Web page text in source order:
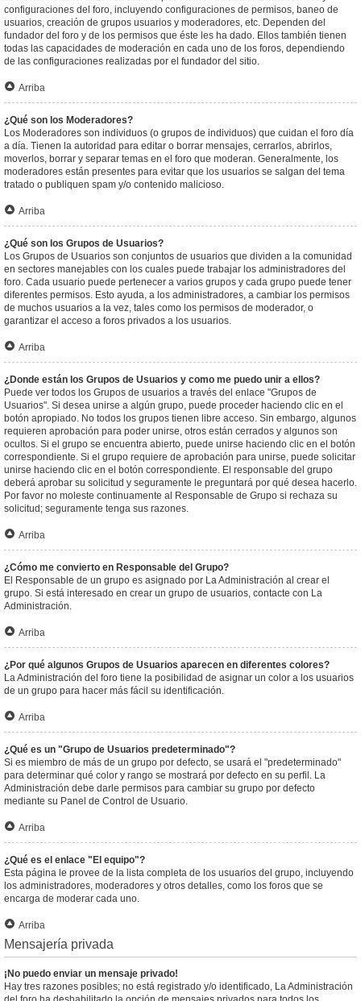
configuraciones del foro, incluyendo configuraciones de permisos, baneo de
usuarios, creación de grupos usuarios y moderadores, etc. Dependen del
fundador del foro y de los permisos que éste les ha dado. Ellos también tienen
todas las capacidades de moderación en cada uno de los foros, dependiendo
de las configuraciones realizadas por el fundador del sitio.
Arriba
¿Qué son los Moderadores?
Los Moderadores son individuos (o grupos de individuos) que cuidan el foro día
a día. Tienen la autoridad para editar o borrar mensajes, cerrarlos, abrirlos,
moverlos, borrar y separar temas en el foro que moderan. Generalmente, los
moderadores están presentes para evitar que los usuarios se salgan del tema
tratado o publiquen spam y/o contenido malicioso.
Arriba
¿Qué son los Grupos de Usuarios?
Los Grupos de Usuarios son conjuntos de usuarios que dividen a la comunidad
en sectores manejables con los cuales puede trabajar los administradores del
foro. Cada usuario puede pertenecer a varios grupos y cada grupo puede tener
diferentes permisos. Esto ayuda, a los administradores, a cambiar los permisos
de muchos usuarios a la vez, tales como los permisos de moderador, o
garantizar el acceso a foros privados a los usuarios.
Arriba
¿Donde están los Grupos de Usuarios y como me puedo unir a ellos?
Puede ver todos los Grupos de usuarios a través del enlace "Grupos de
Usuarios". Si desea unirse a algún grupo, puede proceder haciendo clic en el
botón apropiado. No todos los grupos tienen libre acceso. Sin embargo, algunos
requieren aprobación para poder unirse, otros están cerrados y algunos son
ocultos. Si el grupo se encuentra abierto, puede unirse haciendo clic en el botón
correspondiente. Si el grupo requiere de aprobación para unirse, puede solicitar
unirse haciendo clic en el botón correspondiente. El responsable del grupo
deberá aprobar su solicitud y seguramente le preguntará por qué desea hacerlo.
Por favor no moleste continuamente al Responsable de Grupo si rechaza su
solicitud; seguramente tenga sus razones.
Arriba
¿Cómo me convierto en Responsable del Grupo?
El Responsable de un grupo es asignado por La Administración al crear el
grupo. Si está interesado en crear un grupo de usuarios, contacte con La
Administración.
Arriba
¿Por qué algunos Grupos de Usuarios aparecen en diferentes colores?
La Administración del foro tiene la posibilidad de asignar un color a los usuarios
de un grupo para hacer más fácil su identificación.
Arriba
¿Qué es un "Grupo de Usuarios predeterminado"?
Si es miembro de más de un grupo por defecto, se usará el "predeterminado"
para determinar qué color y rango se mostrará por defecto en su perfil. La
Administración debe darle permisos para cambiar su grupo por defecto
mediante su Panel de Control de Usuario.
Arriba
¿Qué es el enlace "El equipo"?
Esta página le provee de la lista completa de los usuarios del grupo, incluyendo
los administradores, moderadores y otros detalles, como los foros que se
encarga de moderar cada uno.
Arriba
Mensajería privada
¡No puedo enviar un mensaje privado!
Hay tres razones posibles; no está registrado y/o identificado, La Administración